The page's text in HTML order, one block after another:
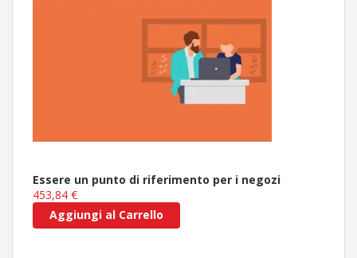
Essere un punto di riferimento per i negozi
453,84 €
Aggiungi al Carrello